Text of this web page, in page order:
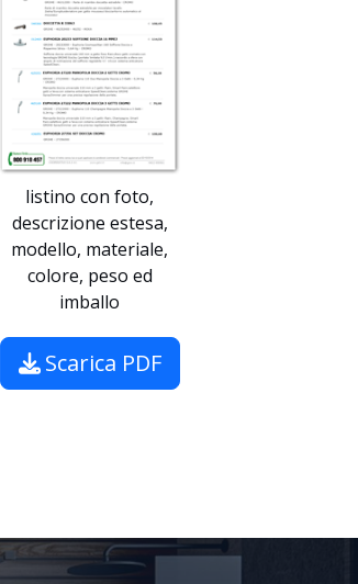
listino con foto,
descrizione estesa,
modello, materiale,
colore, peso ed
imballo
Scarica PDF